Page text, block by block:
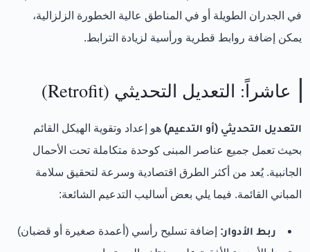
في الجدران الطويلة أو في المناطق عالية الخطورة الزلزالية،
يمكن إضافة روابط قطرية ورأسية لزيادة الترابط.
عاشراً: التعديل التحديثي (Retrofit)
التعديل التحديثي (أو التدعيم) هو إعداد وتقوية الهيكل القائم
بحيث تعمل جميع عناصر المبنى كوحدة متكاملة تحت الأحمال
الجانبية. يُعد من أكثر الطرق اقتصادية وسرعة لتحقيق سلامة
المباني القائمة. فيما يلي بعض أساليب التدعيم الشائعة:
ربط الأدوار: إضافة تسليح رأسي (أعمدة صغيرة أو قضبان)